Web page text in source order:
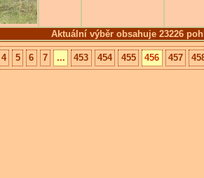
Aktuální výběr obsahuje 23226
4 5 6 7 ... 453 454 455 456 457